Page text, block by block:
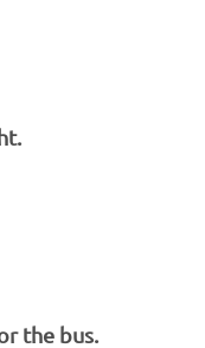
the bus.